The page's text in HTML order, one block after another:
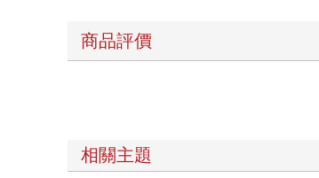
港手上那樣。我也想向讀者介紹幾位
利，但更多篇幅會述說跑者們所面臨
這本薄薄的小書之所以有這麼不尋常
象徵著這些抗爭運動之間的相互聯繫
商品評價
相關主題